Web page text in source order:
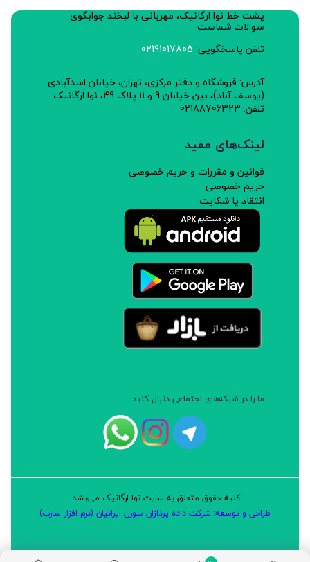
پشت خط نوا ارگانیک، مهربانی با لبخند جوابگوی
سوالات شماست
تلفن پاسخگویی: 02191017805
آدرس: فروشگاه و دفتر مرکزی، تهران، خیابان اسدآبادی
(یوسف آباد)، بین خیابان 9 و 11 پلاک 49، نوا ارگانیک
تلفن: 02188706323
لینک‌های مفید
قوانین و مقررات و حریم خصوصی
حریم خصوصی
انتقاد یا شکایت
ما را در شبکه‌های اجتماعی دنبال کنید
کلیه حقوق متعلق به سایت نوا ارگانیک می‌باشد.
طراحی و توسعه: شرکت داده پردازان سورن ایرانیان (نرم افزار سارب)